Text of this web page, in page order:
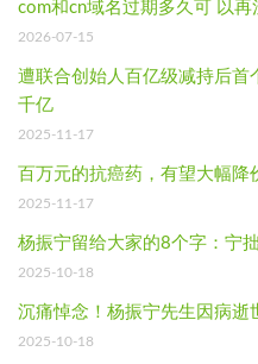
com和cn域名过期多久可 以再
2026-07-15
遭联合创始人百亿级减持后首
千亿
2025-11-17
百万元的抗癌药，有望大幅降
2025-11-17
杨振宁留给大家的8个字：宁
2025-10-18
沉痛悼念！杨振宁先生因病逝
2025-10-18